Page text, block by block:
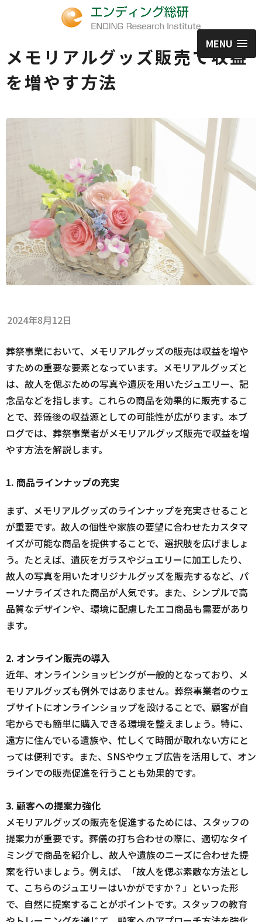
MENU
メモリアルグッズ販売で収益
を増やす方法
2024年8月12日
葬祭事業において、メモリアルグッズの販売は収益を増や
すための重要な要素となっています。メモリアルグッズと
は、故人を偲ぶための写真や遺灰を用いたジュエリー、記
念品などを指します。これらの商品を効果的に販売するこ
とで、葬儀後の収益源としての可能性が広がります。本ブ
ログでは、葬祭事業者がメモリアルグッズ販売で収益を増
やす方法を解説します。
1. 商品ラインナップの充実
まず、メモリアルグッズのラインナップを充実させること
が重要です。故人の個性や家族の要望に合わせたカスタマ
イズが可能な商品を提供することで、選択肢を広げましょ
う。たとえば、遺灰をガラスやジュエリーに加工したり、
故人の写真を用いたオリジナルグッズを販売するなど、パ
ーソナライズされた商品が人気です。また、シンプルで高
品質なデザインや、環境に配慮したエコ商品も需要があり
ます。
2. オンライン販売の導入
近年、オンラインショッピングが一般的となっており、メ
モリアルグッズも例外ではありません。葬祭事業者のウェ
ブサイトにオンラインショップを設けることで、顧客が自
宅からでも簡単に購入できる環境を整えましょう。特に、
遠方に住んでいる遺族や、忙しくて時間が取れない方にと
っては便利です。また、SNSやウェブ広告を活用して、オン
ラインでの販売促進を行うことも効果的です。
3. 顧客への提案力強化
メモリアルグッズの販売を促進するためには、スタッフの
提案力が重要です。葬儀の打ち合わせの際に、適切なタイ
ミングで商品を紹介し、故人や遺族のニーズに合わせた提
案を行いましょう。例えば、「故人を偲ぶ素敵な方法とし
て、こちらのジュエリーはいかがですか？」といった形
で、自然に提案することがポイントです。スタッフの教育